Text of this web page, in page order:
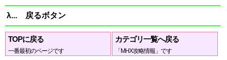
λ... 戻るボタン
TOPに戻る
一番最初のページです
カテゴリ一覧へ戻る
「MHX攻略情報」です